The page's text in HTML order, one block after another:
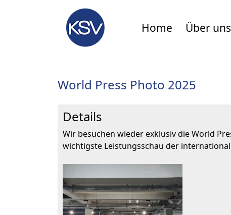
Home Über uns
World Press Photo 2025
Details
Wir besuchen wieder exklusiv die World
wichtigste Leistungsschau der